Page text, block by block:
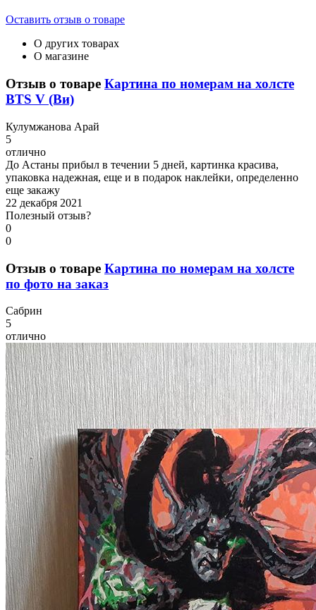
Оставить отзыв о товаре
О других товарах
О магазине
Отзыв о товаре Картина по номерам на холсте
BTS V (Ви)
Кулумжанова Арай
5
отлично
До Астаны прибыл в течении 5 дней, картинка красива,
упаковка надежная, еще и в подарок наклейки, определенно
еще закажу
22 декабря 2021
Полезный отзыв?
0
0
Отзыв о товаре Картина по номерам на холсте
по фото на заказ
Сабрин
5
отлично